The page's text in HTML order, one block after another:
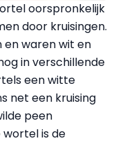
oorspronkelijk
door kruisingen.
en waren wit en
in verschillende
een witte
net een kruising
peen
wortel is de